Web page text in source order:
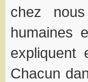
chez
humaines
expliquent
Chacun